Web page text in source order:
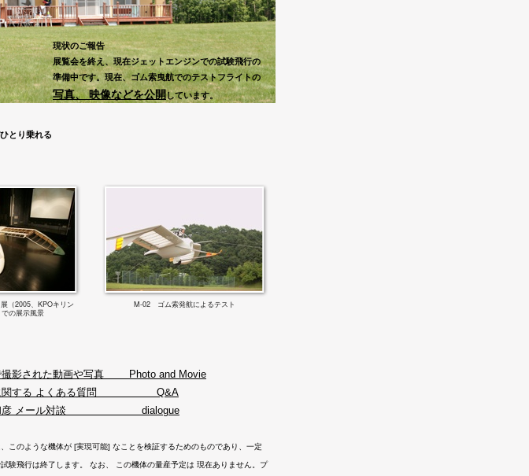
とり乗れる
現状のご報告
展覧会を終え、現在ジェットエンジンでの試験飛行の
準備中です。現在、ゴム索曳航でのテストフライトの
写真、映像などを公開しています。
（2005、KPOキリン
の展示風景
M-02 ゴム索発航によるテスト
撮影された動画や写真 Photo and Movie
に関する よくある質問 Q&A
和彦 メール対談 dialogue
このような機体が [実現可能] なことを検証するためのものであり、一定
験飛行は終了します。 なお、 この機体の量産予定は 現在ありません。プ